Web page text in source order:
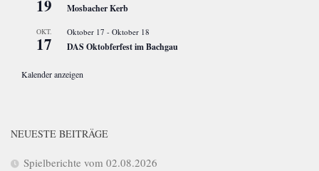
19 Mosbacher Kerb
OKT.
17
Oktober 17 - Oktober 18
DAS Oktobferfest im Bachgau
Kalender anzeigen
NEUESTE BEITRÄGE
Spielberichte vom 02.08.2026